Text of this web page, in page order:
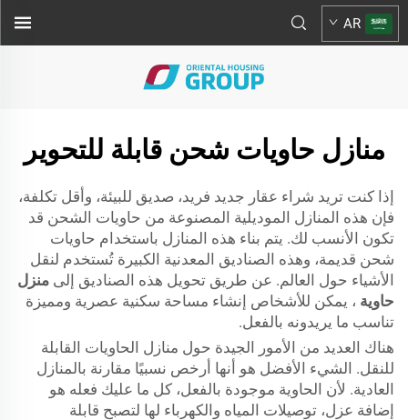
AR
منازل حاويات شحن قابلة للتحوير
إذا كنت تريد شراء عقار جديد فريد، صديق للبيئة، وأقل تكلفة،
فإن هذه المنازل الموديلية المصنوعة من حاويات الشحن قد
تكون الأنسب لك. يتم بناء هذه المنازل باستخدام حاويات
شحن قديمة، وهذه الصناديق المعدنية الكبيرة تُستخدم لنقل
الأشياء حول العالم. عن طريق تحويل هذه الصناديق إلى منزل
حاوية ، يمكن للأشخاص إنشاء مساحة سكنية عصرية ومميزة
تناسب ما يريدونه بالفعل.
هناك العديد من الأمور الجيدة حول منازل الحاويات القابلة
للنقل. الشيء الأفضل هو أنها أرخص نسبيًا مقارنة بالمنازل
العادية. لأن الحاوية موجودة بالفعل، كل ما عليك فعله هو
إضافة عزل، توصيلات المياه والكهرباء لها لتصبح قابلة